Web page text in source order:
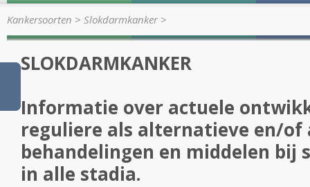
Kankersoorten > Slokdarmkanker>
SLOKDARMKANKER
Informatie over actuele
reguliere als alternatieve en/of
behandelingen en middelen bij
in alle stadia.